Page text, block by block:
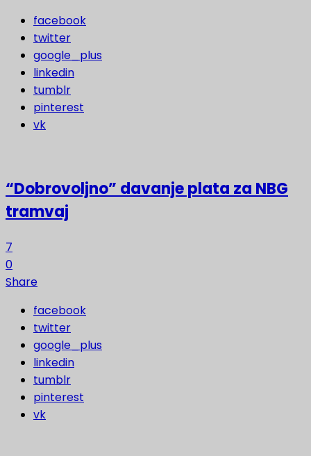
facebook
twitter
google_plus
linkedin
tumblr
pinterest
vk
“Dobrovoljno” davanje plata za NBG
tramvaj
7
0
Share
facebook
twitter
google_plus
linkedin
tumblr
pinterest
vk